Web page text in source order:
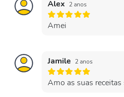
Alex 2 anos
Amei
Jamile 2 anos
Amo as suas